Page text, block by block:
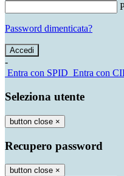
Password dimenticata?
-
Entra con SPID Entra con
Seleziona utente
button close ×
Recupero password
button close ×